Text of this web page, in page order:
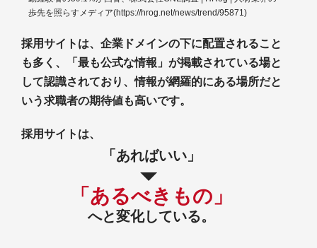
採用サイトは、企業ドメインの下に配置されること
も多く、「最も公式な情報」が掲載されている場と
して認識されており、情報が網羅的にある場所だと
いう求職者の期待値も高いです。
採用サイトは、
「あればいい」
「あるべきもの」
へと変化している。
歩先を照らすメディア(https://hrog.net/news/trend/95871)